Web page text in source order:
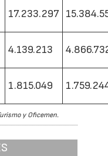
17.233.297
4.139.213
1.815.049
y Oficemen.